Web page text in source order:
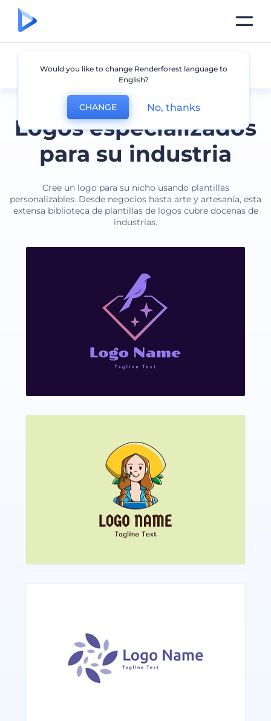
Logos especializados
para su industria
Cree un logo para su nicho usando plantillas
personalizables. Desde negocios hasta arte y artesanía, esta
extensa biblioteca de plantillas de logos cubre docenas de
industrias.
Industria
Would you like to change Renderforest language to
English?
CHANGE No, thanks